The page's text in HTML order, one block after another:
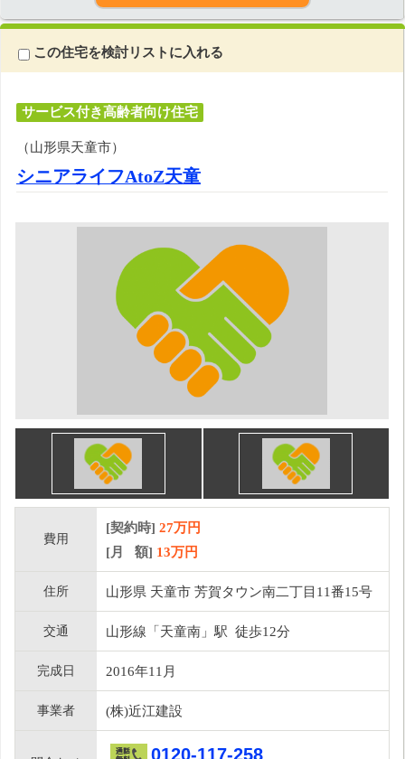
この住宅を検討リストに入れる
サービス付き高齢者向け住宅
（山形県天童市）
シニアライフAtoZ天童
費用
[契約時] 27万円
[月 額] 13万円
住所 山形県 天童市 芳賀タウン南二丁目11番15号
交通 山形線「天童南」駅 徒歩12分
完成日 2016年11月
事業者 (株)近江建設
0120-117-258